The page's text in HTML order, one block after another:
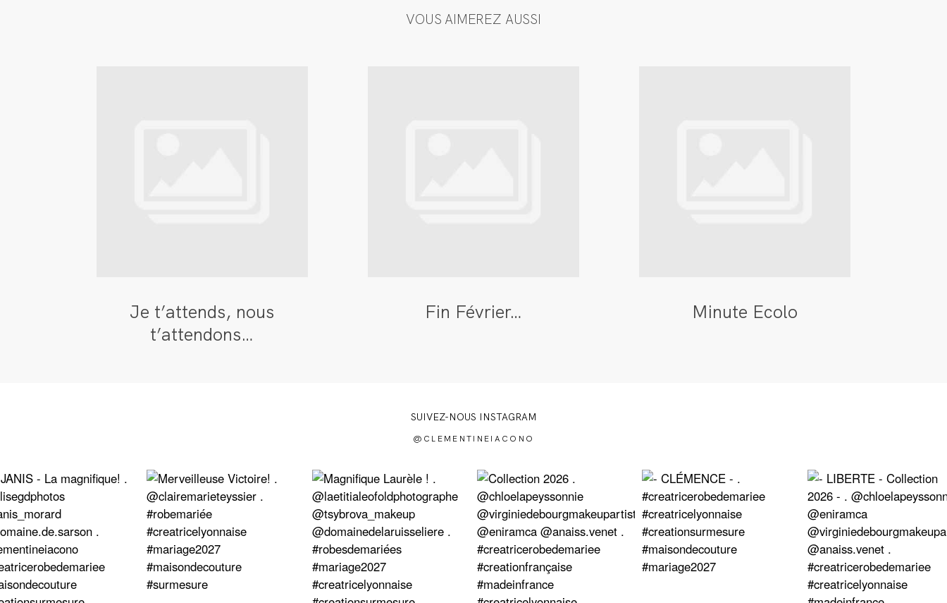
VOUS AIMEREZ AUSSI
Je t’attends, nous
t’attendons…
Fin Février… Minute Ecolo
SUIVEZ-NOUS INSTAGRAM
@CLEMENTINEIACONO